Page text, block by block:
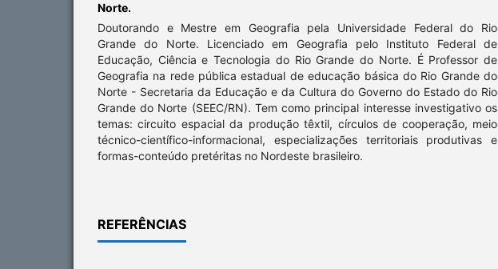
Norte.
Doutorando e Mestre em Geografia pela Universidade Federal do Rio
Grande do Norte. Licenciado em Geografia pelo Instituto Federal de
Educação, Ciência e Tecnologia do Rio Grande do Norte. É Professor de
Geografia na rede pública estadual de educação básica do Rio Grande do
Norte - Secretaria da Educação e da Cultura do Governo do Estado do Rio
Grande do Norte (SEEC/RN). Tem como principal interesse investigativo os
temas: circuito espacial da produção têxtil, círculos de cooperação, meio
técnico-científico-informacional, especializações territoriais produtivas e
formas-conteúdo pretéritas no Nordeste brasileiro.
REFERÊNCIAS